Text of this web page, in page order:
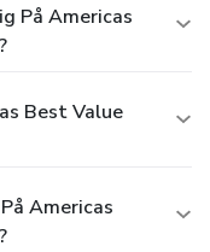
På Americas
Best Value
Americas